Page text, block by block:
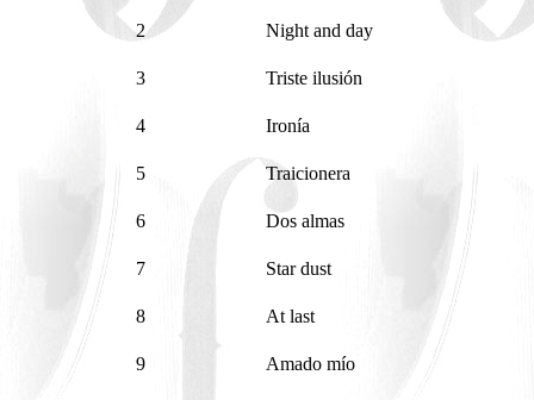
2 Night and day
3 Triste ilusión
4 Ironía
5 Traicionera
6 Dos almas
7 Star dust
8 At last
9 Amado mío